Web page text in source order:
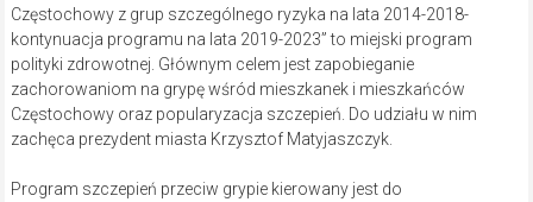
Częstochowy z grup szczególnego ryzyka na lata 2014-2018-
kontynuacja programu na lata 2019-2023” to miejski program
polityki zdrowotnej. Głównym celem jest zapobieganie
zachorowaniom na grypę wśród mieszkanek i mieszkańców
Częstochowy oraz popularyzacja szczepień. Do udziału w nim
zachęca prezydent miasta Krzysztof Matyjaszczyk.
Program szczepień przeciw grypie kierowany jest do